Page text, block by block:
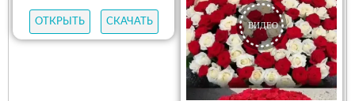
ОТКРЫТЬ СКАЧАТЬ